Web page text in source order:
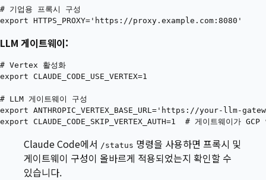
# 기업용 프록시 구성
LLM 게이트웨이:
# Vertex 활성화
export CLAUDE_CODE_USE_VERTEX=1
# LLM 게이트웨이 구성
export ANTHROPIC_VERTEX_BASE_URL='https://your-llm-
Claude Code에서 /status 명령을 사용하면 프록시 및
게이트웨이 구성이 올바르게 적용되었는지 확인할 수
있습니다.